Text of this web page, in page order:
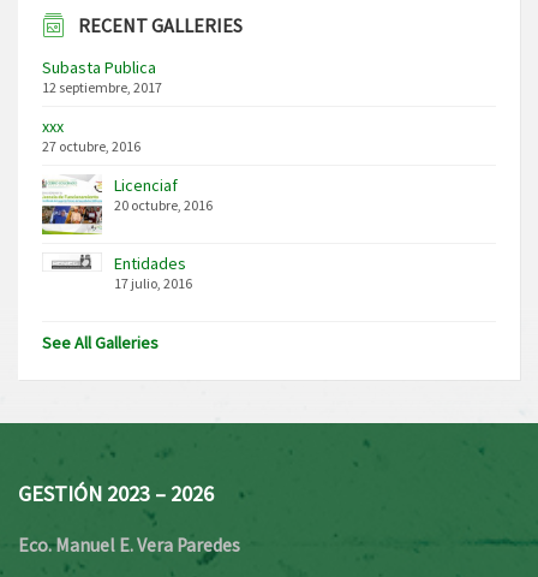
RECENT GALLERIES
Subasta Publica
12 septiembre, 2017
xxx
27 octubre, 2016
Licenciaf
20 octubre, 2016
Entidades
17 julio, 2016
See All Galleries
GESTIÓN 2023 – 2026
Eco. Manuel E. Vera Paredes